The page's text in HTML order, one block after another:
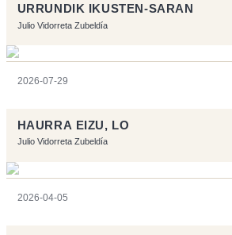
URRUNDIK IKUSTEN-SARAN
Julio Vidorreta Zubeldía
2026-07-29
HAURRA EIZU, LO
Julio Vidorreta Zubeldía
2026-04-05